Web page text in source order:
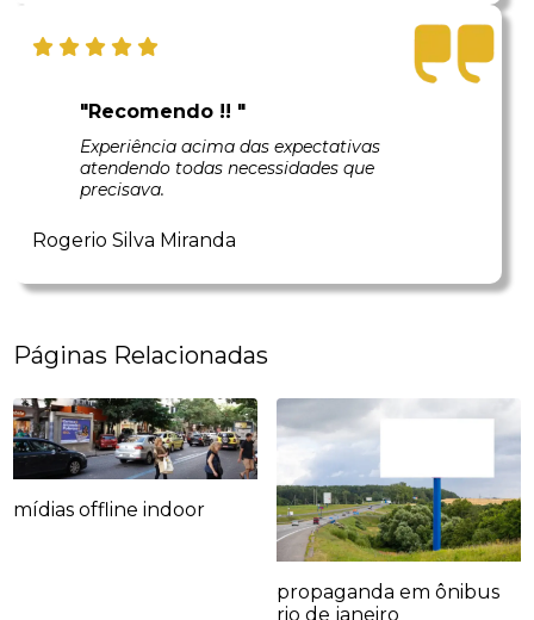
"Recomendo !! "
Experiência acima das expectativas
atendendo todas necessidades que
precisava.
Rogerio Silva Miranda
Páginas Relacionadas
mídias offline indoor
propaganda em ônibus
rio de janeiro